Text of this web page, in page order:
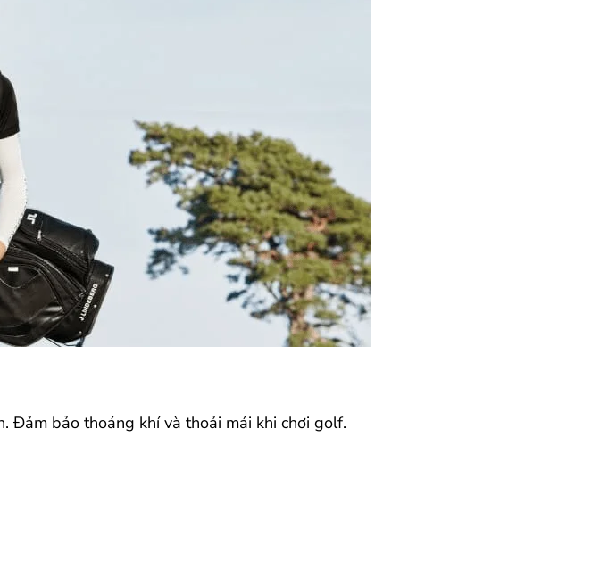
Đảm bảo thoáng khí và thoải mái khi chơi golf.